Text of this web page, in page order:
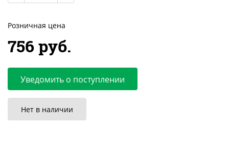
Розничная цена
756 руб.
Уведомить о поступлении
Нет в наличии